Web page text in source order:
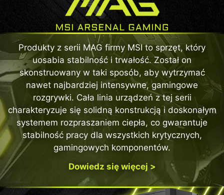
Produkty z serii MAG firmy MSI to sprzęt, który
uosabia stabilność i trwałość. Został on
skonstruowany w taki sposób, aby wytrzymać
nawet najbardziej intensywne, gamingowe
rozgrywki. Cała linia urządzeń z tej serii
charakteryzuje się solidną konstrukcją i doskonałym
systemem rozpraszaniem ciepła, co gwarantuje
stabilność pracy dla wszystkich krytycznych,
gamingowych komponentów.
Dowiedz się więcej >